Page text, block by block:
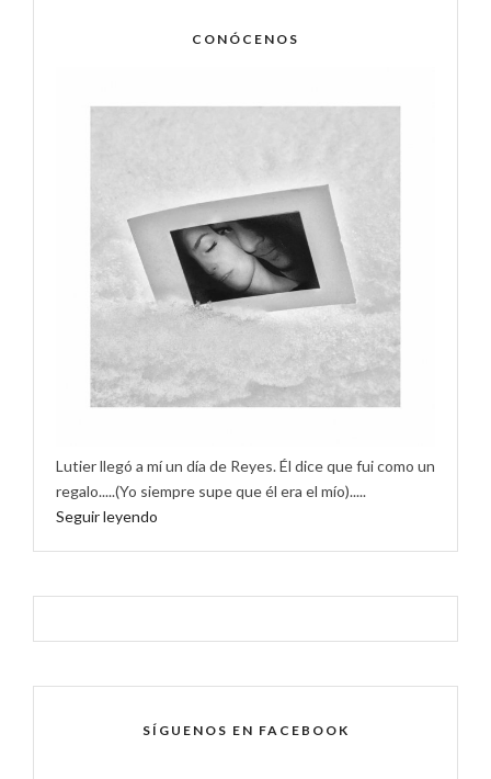
CONÓCENOS
Lutier llegó a mí un día de Reyes. Él dice que fui como un
regalo.....(Yo siempre supe que él era el mío).....
Seguir leyendo
SÍGUENOS EN FACEBOOK